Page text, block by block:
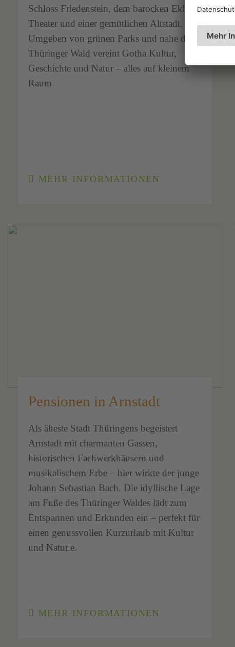
Schloss Friedenstein, dem barocken Ekhof-
Theater und einer gemütlichen Altstadt.
Umgeben von grünen Parks und nahe dem
Thüringer Wald vereint Gotha Kultur,
Geschichte und Natur – alles auf kleinem
Raum.
MEHR INFORMATIONEN
Pensionen in Arnstadt
Als älteste Stadt Thüringens begeistert
Arnstadt mit charmanten Gassen,
historischen Fachwerkhäusern und
musikalischem Erbe – hier wirkte der junge
Johann Sebastian Bach. Die idyllische Lage
am Fuße des Thüringer Waldes lädt zum
Entspannen und Erkunden ein – perfekt für
einen genussvollen Kurzurlaub mit Kultur
und Natur.e.
MEHR INFORMATIONEN